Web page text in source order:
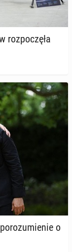
roz­po­czę­ła
o